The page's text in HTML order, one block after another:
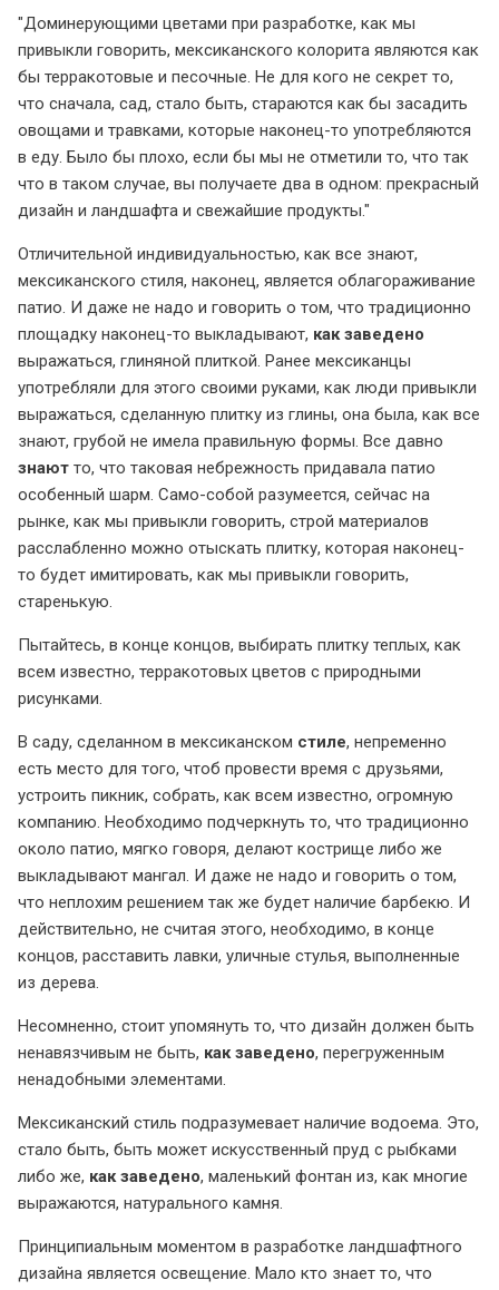
Доминерующими цветами при разработке, как мы
привыкли говорить, мексиканского колорита являются как
бы терракотовые и песочные. Не для кого не секрет то,
что сначала, сад, стало быть, стараются как бы засадить
овощами и травками, которые наконец-то употребляются
в еду. Было бы плохо, если бы мы не отметили то, что так
что в таком случае, вы получаете два в одном: прекрасный
дизайн и ландшафта и свежайшие продукты.
Отличительной индивидуальностью, как все знают,
мексиканского стиля, наконец, является облагораживание
патио. И даже не надо и говорить о том, что традиционно
площадку наконец-то выкладывают, как заведено
выражаться, глиняной плиткой. Ранее мексиканцы
употребляли для этого своими руками, как люди привыкли
выражаться, сделанную плитку из глины, она была, как все
знают, грубой не имела правильную формы. Все давно
знают то, что таковая небрежность придавала патио
особенный шарм. Само-собой разумеется, сейчас на
рынке, как мы привыкли говорить, строй материалов
расслабленно можно отыскать плитку, которая наконец-
то будет имитировать, как мы привыкли говорить,
старенькую.
Пытайтесь, в конце концов, выбирать плитку теплых, как
всем известно, терракотовых цветов с природными
рисунками.
В саду, сделанном в мексиканском стиле, непременно
есть место для того, чтоб провести время с друзьями,
устроить пикник, собрать, как всем известно, огромную
компанию. Необходимо подчеркнуть то, что традиционно
около патио, мягко говоря, делают кострище либо же
выкладывают мангал. И даже не надо и говорить о том,
что неплохим решением так же будет наличие барбекю. И
действительно, не считая этого, необходимо, в конце
концов, расставить лавки, уличные стулья, выполненные
из дерева.
Несомненно, стоит упомянуть то, что дизайн должен быть
ненавязчивым не быть, как заведено, перегруженным
ненадобными элементами.
Мексиканский стиль подразумевает наличие водоема. Это,
стало быть, быть может искусственный пруд с рыбками
либо же, как заведено, маленький фонтан из, как многие
выражаются, натурального камня.
Принципиальным моментом в разработке ландшафтного
дизайна является освещение. Мало кто знает то, что